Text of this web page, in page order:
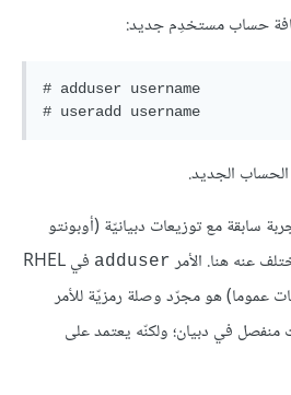
حساب مستخدِم جديد:
# adduser username
# useradd username
الجديد.
سابقة مع توزيعات دبيانيّة (أوبونتو
عنه هنا. الأمر adduser
في RHEL
عموما) هو مجرّد وصلة رمزيّة للأمر
منفصل في دبيان؛ ولكنّه يعتمد على